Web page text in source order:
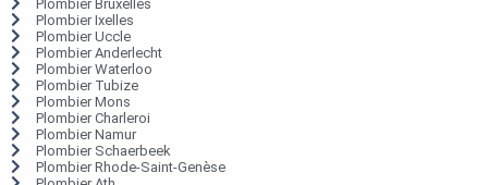
Plombier Bruxelles
Plombier Ixelles
Plombier Uccle
Plombier Anderlecht
Plombier Waterloo
Plombier Tubize
Plombier Mons
Plombier Charleroi
Plombier Namur
Plombier Schaerbeek
Plombier Rhode-Saint-Genèse